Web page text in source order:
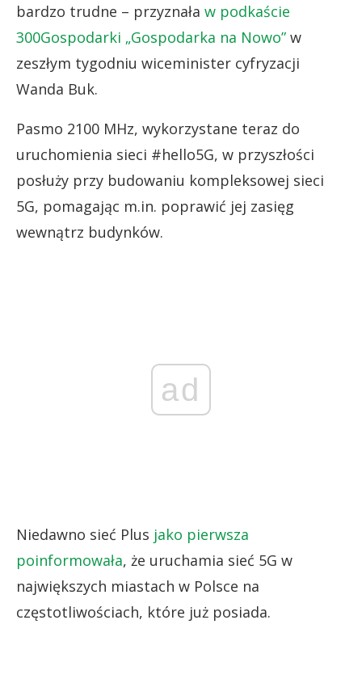
bardzo trudne – przyznała w podkaście
300Gospodarki „Gospodarka na Nowo” w
zeszłym tygodniu wiceminister cyfryzacji
Wanda Buk.
Pasmo 2100 MHz, wykorzystane teraz do
uruchomienia sieci #hello5G, w przyszłości
posłuży przy budowaniu kompleksowej sieci
5G, pomagając m.in. poprawić jej zasięg
wewnątrz budynków.
ad
Niedawno sieć Plus jako pierwsza
poinformowała, że uruchamia sieć 5G w
największych miastach w Polsce na
częstotliwościach, które już posiada.